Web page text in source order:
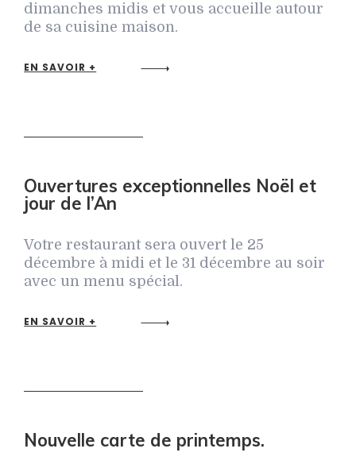
dimanches midis et vous accueille autour
de sa cuisine maison.
EN SAVOIR +
Ouvertures exceptionnelles Noël et
jour de l’An
Votre restaurant sera ouvert le 25
décembre à midi et le 31 décembre au soir
avec un menu spécial.
EN SAVOIR +
Nouvelle carte de printemps.